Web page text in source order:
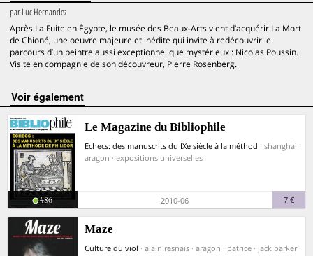
parLuc Hernandez
Après La Fuite en Égypte, le musée des Beaux-Arts vient d’acquérir La Mort
de Chioné, une oeuvre majeure et inédite qui invite à redécouvrir le
parcours d’un peintre aussi exceptionnel que mystérieux : Nicolas Poussin.
Visite en compagnie de son découvreur, Pierre Rosenberg.
voir également
Le Magazine du Bibliophile
Echecs: des manuscrits du IXe siècle à la méthod · shanghai ·
aragon · expositions universelles
#86 2010-06 7 €
Maze
Culture du viol · alain resnais · aragon · patrice · jack parker ·